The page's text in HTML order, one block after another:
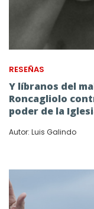
RESEÑAS
Y líbranos del
Roncagliolo
poder de la
Autor: Luis Galindo